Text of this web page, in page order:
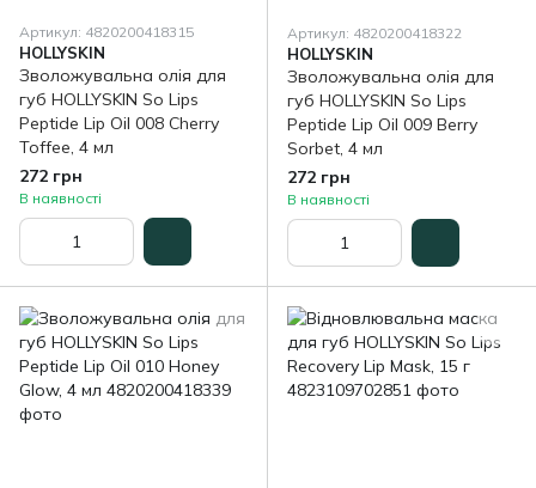
Артикул: 4820200418315
HOLLYSKIN
Зволожувальна олія для
губ HOLLYSKIN So Lips
Peptide Lip Oil 008 Cherry
Toffee, 4 мл
272 грн
В наявності
Артикул: 4820200418322
HOLLYSKIN
Зволожувальна олія для
губ HOLLYSKIN So Lips
Peptide Lip Oil 009 Berry
Sorbet, 4 мл
272 грн
В наявності